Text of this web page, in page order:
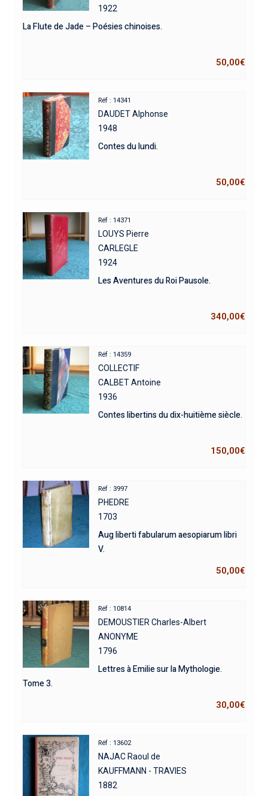
1922
La Flute de Jade – Poésies chinoises.
50,00€
Réf : 14341
DAUDET Alphonse
1948
Contes du lundi.
50,00€
Réf : 14371
LOUYS Pierre
CARLEGLE
1924
Les Aventures du Roi Pausole.
340,00€
Réf : 14359
COLLECTIF
CALBET Antoine
1936
Contes libertins du dix-huitième siècle.
150,00€
Réf : 3997
PHEDRE
1703
Aug liberti fabularum aesopiarum libri
V.
50,00€
Réf : 10814
DEMOUSTIER Charles-Albert
ANONYME
1796
Lettres à Emilie sur la Mythologie.
Tome 3.
30,00€
Réf : 13602
NAJAC Raoul de
KAUFFMANN - TRAVIES
1882